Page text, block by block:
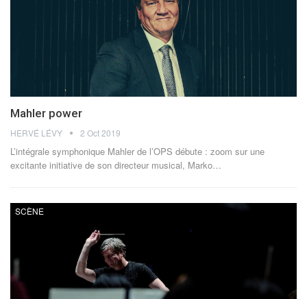
Mahler power
HERVÉ LÉVY 2 Oct 2019
L’intégrale symphonique Mahler de l’OPS débute : zoom sur une
excitante initiative de son directeur musical, Marko…
SCÈNE